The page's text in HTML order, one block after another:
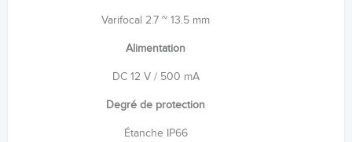
Varifocal 2.7 ~ 13.5 mm
Alimentation
DC 12 V / 500 mA
Degré de protection
Étanche IP66